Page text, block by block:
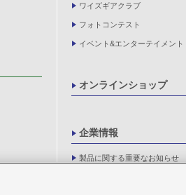
ワイズギアクラブ
フォトコンテスト
イベント&エンターテイメント
オンラインショップ
企業情報
製品に関する重要なお知らせ